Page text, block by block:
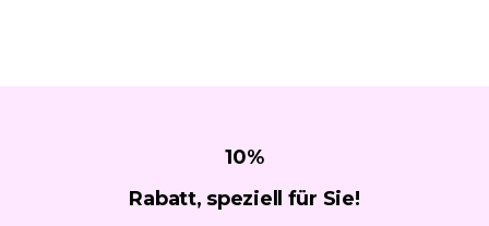
10%
Rabatt, speziell für Sie!